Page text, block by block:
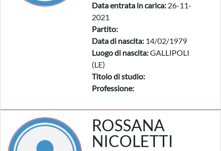
Data entrata in carica: 26-11-
2021
Partito:
Data di nascita: 14/02/1979
Luogo di nascita:GALLIPOLI
(LE)
Titolo di studio:
Professione:
ROSSANA
NICOLETTI